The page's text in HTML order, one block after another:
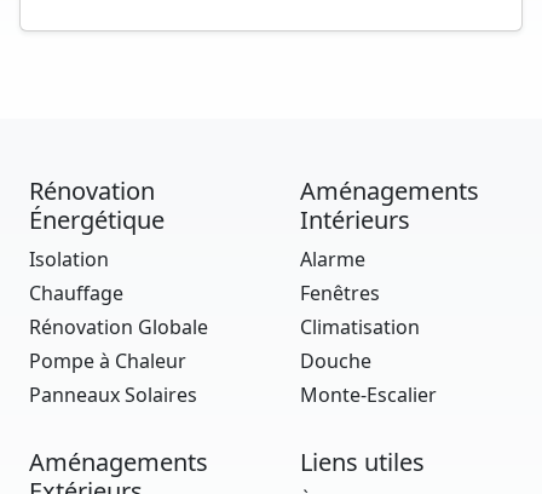
Rénovation
Énergétique
Isolation
Chauffage
Rénovation Globale
Pompe à Chaleur
Panneaux Solaires
Aménagements
Intérieurs
Alarme
Fenêtres
Climatisation
Douche
Monte-Escalier
Aménagements
Liens utiles